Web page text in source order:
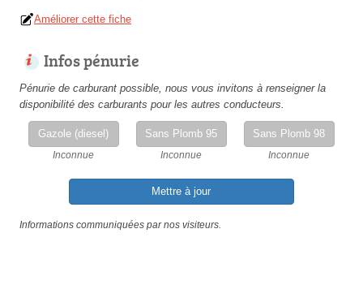
Améliorer cette fiche
Infos pénurie
Pénurie de carburant possible, nous vous invitons à renseigner la
disponibilité des carburants pour les autres conducteurs.
Gazole (diesel)
Inconnue
Sans Plomb 95
Inconnue
Sans Plomb 98
Inconnue
Mettre à jour
Informations communiquées par nos visiteurs.